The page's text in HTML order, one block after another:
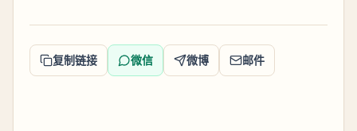
复制链接 微信 微博 邮件